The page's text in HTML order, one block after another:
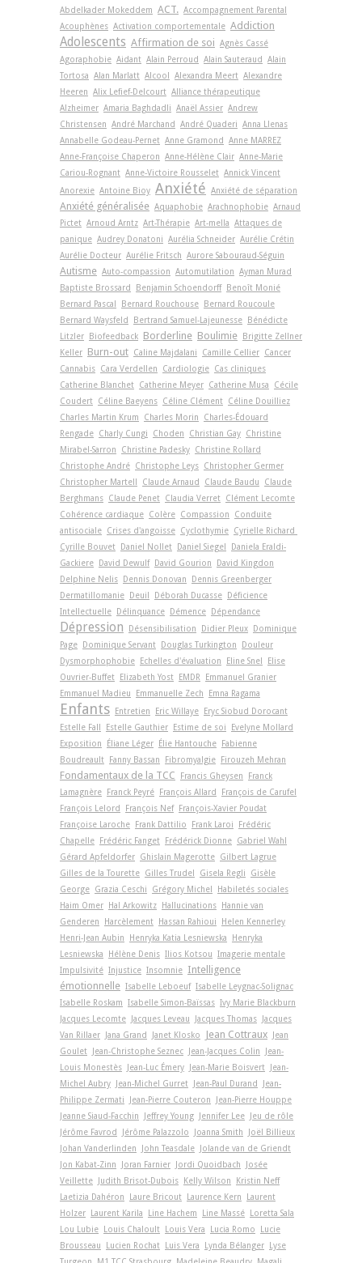
Abdelkader Mokeddem ACT. Accompagnement Parental
Acouphènes Activation comportementale Addiction
Adolescents Affirmation de soi Agnès Cassé
Agoraphobie Aidant Alain Perroud Alain Sauteraud Alain
Tortosa Alan Marlatt Alcool Alexandra Meert Alexandre
Heeren Alix Lefief-Delcourt Alliance thérapeutique
Alzheimer Amaria Baghdadli Anaël Assier Andrew
Christensen André Marchand André Quaderi Anna Llenas
Annabelle Godeau-Pernet Anne Gramond Anne MARREZ
Anne-Françoise Chaperon Anne-Hélène Clair Anne-Marie
Cariou-Rognant Anne-Victoire Rousselet Annick Vincent
Anorexie Antoine Bioy Anxiété Anxiété de séparation
Anxiété généralisée Aquaphobie Arachnophobie Arnaud
Pictet Arnoud Arntz Art-Thérapie Art-­mella Attaques de
panique Audrey Donatoni Aurélia Schneider Aurélie Crétin
Aurélie Docteur Aurélie Fritsch Aurore Sabouraud-Séguin
Autisme Auto-compassion Automutilation Ayman Murad
Baptiste Brossard
Benjamin Schoendorff Benoît Monié
Bernard Pascal
Bernard Rouchouse Bernard Roucoule
Bernard Waysfeld
Bertrand Samuel-Lajeunesse Bénédicte
Litzler Biofeedback Borderline Boulimie Brigitte Zellner
Keller Burn-out Caline Majdalani Camille Cellier Cancer
Cannabis Cara Verdellen Cardiologie Cas cliniques
Catherine Blanchet Catherine Meyer Catherine Musa
Cécile
Coudert Céline Baeyens Céline Clément Céline Douilliez
Charles Martin Krum
Charles Morin
Charles-Édouard
Rengade Charly Cungi Choden Christian Gay Christine
Mirabel-Sarron
Christine Padesky Christine Rollard
Christophe André Christophe Leys Christopher Germer
Christopher Martell
Claude Arnaud Claude Baudu
Claude
Berghmans Claude Penet Claudia Verret Clément Lecomte
Cohérence cardiaque Colère Compassion
Conduite
antisociale Crises d'angoisse Cyclothymie Cyrielle Richard
Cyrille Bouvet Daniel Nollet Daniel Siegel
Daniela Eraldi-
Gackiere David Dewulf David Gourion
David Kingdon
Delphine Nelis Dennis Donovan
Dennis Greenberger
Dermatillomanie Deuil Déborah Ducasse Déficience
Intellectuelle Délinquance Démence Dépendance
Dépression Désensibilisation Didier Pleux Dominique
Page Dominique Servant Douglas Turkington
Douleur
Dysmorphophobie Echelles d'évaluation Eline Snel
Elise
Ouvrier-Buffet Elizabeth Yost EMDR
Emmanuel Granier
Emmanuel Madieu
Emmanuelle Zech Emna Ragama
Enfants Entretien Eric Willaye Eryc Siobud Dorocant
Estelle Fall
Estelle Gauthier Estime de soi
Evelyne Mollard
Exposition
Éliane Léger Élie Hantouche Fabienne
Boudreault Fanny Bassan Fibromyalgie Firouzeh Mehran
Fondamentaux de la TCC Francis Gheysen
Franck
Lamagnère Franck Peyré François Allard
François de Carufel
François Lelord
François Nef François-Xavier Poudat
Françoise Laroche Frank Dattilio Frank Laroi
Frédéric
Chapelle Frédéric Fanget Frédérick Dionne Gabriel Wahl
Gérard Apfeldorfer Ghislain Magerotte Gilbert Lagrue
Gilles de la Tourette Gilles Trudel Gisela Regli
Gisèle
George Grazia Ceschi Grégory Michel
Habiletés sociales
Haim Omer Hal Arkowitz Hallucinations Hannie van
Genderen
Harcèlement Hassan Rahioui
Helen Kennerley
Henri-Jean Aubin
Henryka Katia Lesniewska
Henryka
Lesniewska
Hélène Denis Ilios Kotsou Imagerie mentale
Impulsivité Injustice Insomnie Intelligence
émotionnelle Isabelle Leboeuf Isabelle Leygnac-Solignac
Isabelle Roskam Isabelle Simon-Baïssas Ivy Marie Blackburn
Jacques Lecomte Jacques Leveau Jacques Thomas Jacques
Van Rillaer Jana Grand Janet Klosko Jean Cottraux Jean
Goulet Jean-Christophe Seznec Jean-Jacques Colin
Jean-
Louis Monestès Jean-Luc Émery Jean-Marie Boisvert Jean-
Michel Aubry Jean-Michel Gurret Jean-Paul Durand
Jean-
Philippe Zermati
Jean-Pierre Couteron
Jean-Pierre Houppe
Jeanne Siaud-Facchin
Jeffrey Young Jennifer Lee Jeu de rôle
Jérôme Favrod
Jérôme Palazzolo Joanna Smith
Joël Billieux
Johan Vanderlinden
John Teasdale Jolande van de Griendt
Jon Kabat-Zinn
Joran Farnier Jordi Quoidbach
Josée
Veillette Judith Brisot-Dubois Kelly Wilson
Kristin Neff
Laetizia Dahéron
Laure Bricout Laurence Kern
Laurent
Holzer Laurent Karila Line Hachem Line Massé Loretta Sala
Lou Lubie Louis Chaloult Louis Vera Lucia Romo
Lucie
Brousseau
Lucien Rochat Luis Vera Lynda Bélanger Lyse